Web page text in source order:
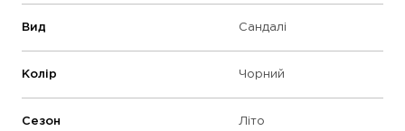
Вид Сандалі
Колір Чорний
Сезон Літо